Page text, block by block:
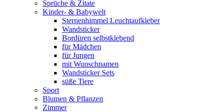
Sprüche & Zitate
Kinder- & Babywelt
Sternenhimmel Leuchtaufkleber
Wandsticker
Bordüren selbstklebend
für Mädchen
für Jungen
mit Wunschnamen
Wandsticker Sets
süße Tiere
Sport
Blumen & Pflanzen
Zimmer